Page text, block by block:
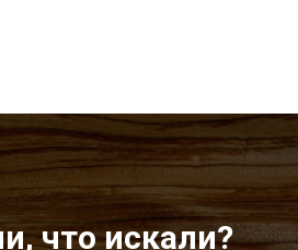
что искали?